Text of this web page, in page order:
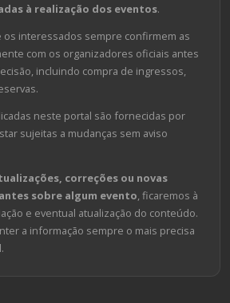
à realização dos eventos.
os interessados sempre confirmem as
com os organizadores oficiais antes
incluindo compra de ingressos,
neste portal são fornecidas por
sujeitas a mudanças sem aviso
correções ou novas
sobre algum evento, ficaremos à
e eventual atualização do conteúdo.
a informação sempre o mais precisa